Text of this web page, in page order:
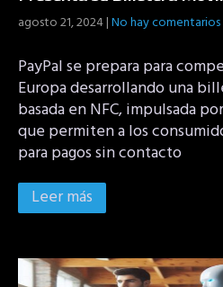
agosto 21, 2024|No hay comentarios
PayPal se prepara para
Europa desarrollando una
basada en NFC, impulsada
que permiten a los
para pagos sin contacto
Leer más